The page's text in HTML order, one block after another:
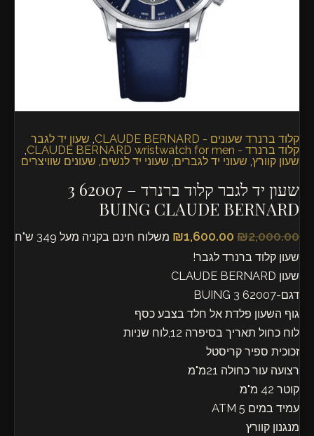
קלוד ברנרד שעונים - CLAUDE BERNARD ,שעון יד לגבר
קלוד ברנרד - CLAUDE BERNARD wristwatch for men
,
שעון קוורץ,שעוני יד לגברים,שעוני יד לנשים,שעונים שוויצרים
שעון יד לגבר קלוד ברנרד – 62007 3
BUING CLAUDE BERNARD
₪2,000.00
₪1,600.00
משלוח חינם בקניה מעל 349 ש"ח
שעון קלוד ברנרד לגבר!
שעון CLAUDE BERNARD
דגם-62007 3 BUING
גוף השעון פלדת אל חלד בצבע כסף
לוח כחול תאריך בסיפרה 12,לוח שניות
זכוכית ספיר קריסטל
רצועה עור כחולה 21מ"מ
קוטר 42 מ"מ
עמיד במים 5 ATM
מנגנון קוורץ